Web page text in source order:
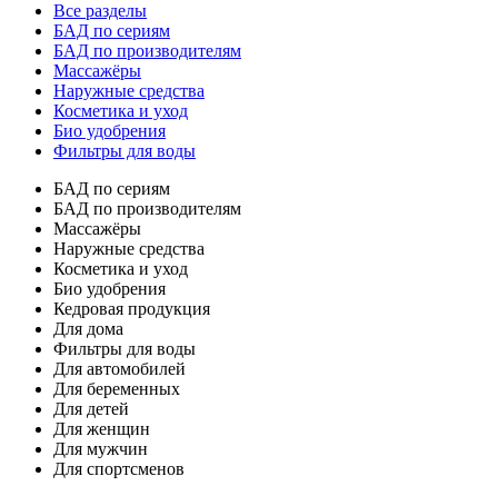
Все разделы
БАД по сериям
БАД по производителям
Массажёры
Наружные средства
Косметика и уход
Био удобрения
Фильтры для воды
БАД по сериям
БАД по производителям
Массажёры
Наружные средства
Косметика и уход
Био удобрения
Кедровая продукция
Для дома
Фильтры для воды
Для автомобилей
Для беременных
Для детей
Для женщин
Для мужчин
Для спортсменов